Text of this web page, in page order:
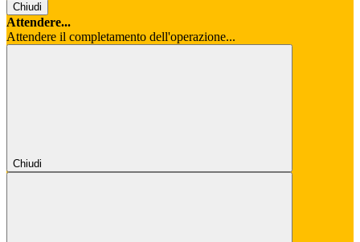
Chiudi
Attendere...
Attendere il completamento dell'operazione...
Chiudi